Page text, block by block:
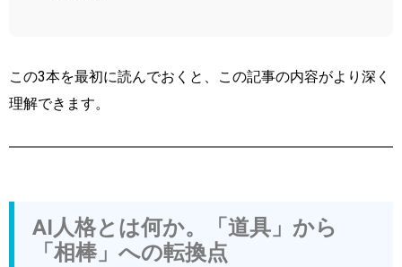
この3本を最初に読んでおくと、この記事の内容がより深く
理解できます。
AI人格とは何か。「道具」から
「相棒」への転換点